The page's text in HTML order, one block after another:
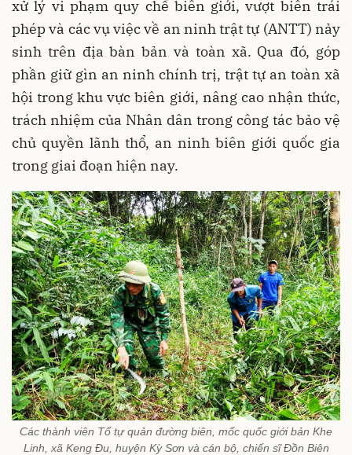
xử lý vi phạm quy chế biên giới, vượt biên trái
phép và các vụ việc về an ninh trật tự (ANTT) nảy
sinh trên địa bàn bản và toàn xã. Qua đó, góp
phần giữ gìn an ninh chính trị, trật tự an toàn xã
hội trong khu vực biên giới, nâng cao nhận thức,
trách nhiệm của Nhân dân trong công tác bảo vệ
chủ quyền lãnh thổ, an ninh biên giới quốc gia
trong giai đoạn hiện nay.
Các thành viên Tổ tự quản đường biên, mốc quốc giới bản Khe
Linh, xã Keng Đu, huyện Kỳ Sơn và cán bộ, chiến sĩ Đồn Biên